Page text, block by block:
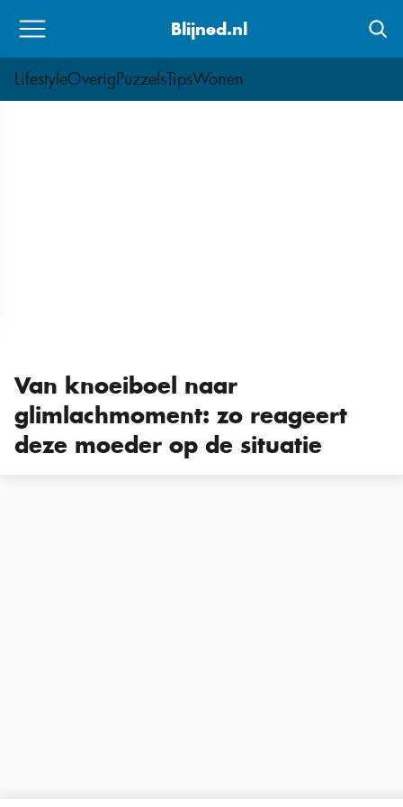
Blijned.nl
LifestyleOverigPuzzelsTipsWonen
Van knoeiboel naar
glimlachmoment: zo reageert
deze moeder op de situatie